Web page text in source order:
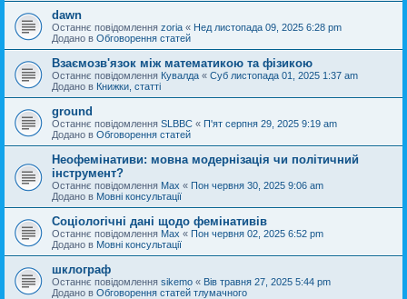
dawn
Останнє повідомлення zoria « Нед листопада 09, 2025 6:28 pm
Додано в Обговорення статей
Взаємозв'язок між математикою та фізикою
Останнє повідомлення Кувалда « Суб листопада 01, 2025 1:37 am
Додано в Книжки, статті
ground
Останнє повідомлення SLBBC « П'ят серпня 29, 2025 9:19 am
Додано в Обговорення статей
Неофемінативи: мовна модернізація чи політичний
інструмент?
Останнє повідомлення Max « Пон червня 30, 2025 9:06 am
Додано в Мовні консультації
Соціологічні дані щодо фемінативів
Останнє повідомлення Max « Пон червня 02, 2025 6:52 pm
Додано в Мовні консультації
шклограф
Останнє повідомлення sikemo « Вів травня 27, 2025 5:44 pm
Додано в Обговорення статей тлумачного